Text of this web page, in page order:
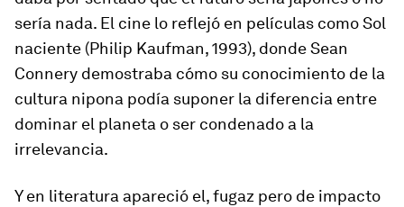
sería nada. El cine lo reflejó en películas comoSol
naciente (Philip Kaufman, 1993), donde Sean
Connery demostraba cómo su conocimiento de la
cultura nipona podía suponer la diferencia entre
dominar el planeta o ser condenado a la
irrelevancia.
Y en literatura apareció el, fugaz pero de impacto